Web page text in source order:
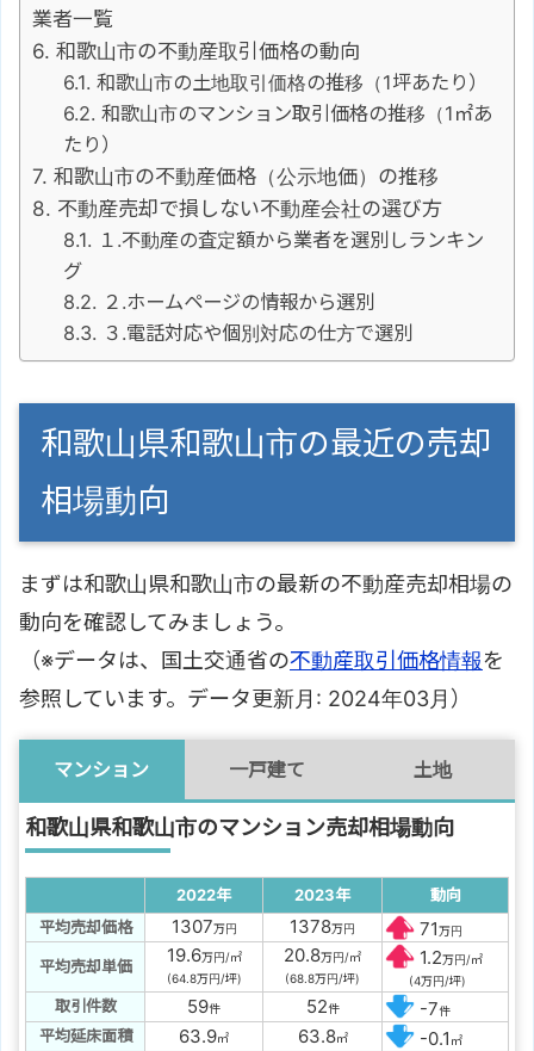
業者一覧
和歌山市の不動産取引価格の動向
和歌山市の土地取引価格の推移（1坪あたり）
和歌山市のマンション取引価格の推移（1㎡あ
たり）
和歌山市の不動産価格（公示地価）の推移
不動産売却で損しない不動産会社の選び方
１.不動産の査定額から業者を選別しランキン
グ
２.ホームページの情報から選別
３.電話対応や個別対応の仕方で選別
和歌山県和歌山市の最近の売却
相場動向
まずは和歌山県和歌山市の最新の不動産売却相場の
動向を確認してみましょう。
（※データは、国土交通省の不動産取引価格情報を
参照しています。データ更新月: 2024年03月）
マンション 一戸建て 土地
和歌山県和歌山市のマンション売却相場動向
2022年 2023年
動向
平均売却価格
1307万円 1378万円 71万円
平均売却単価 19.6万円/㎡
(64.8万円/坪)
20.8万円/㎡
(68.8万円/坪)
1.2万円/㎡
(4万円/坪)
取引件数 59件 52件 -7件
平均延床面積 63.9㎡ 63.8㎡ -0.1 ㎡